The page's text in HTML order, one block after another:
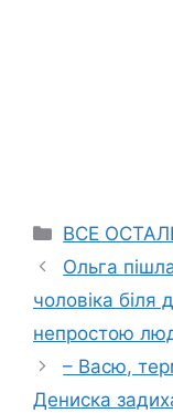
Categories
ВСЕ
Ольга
чоловіка біля
непростою
– Васю,
Дениска